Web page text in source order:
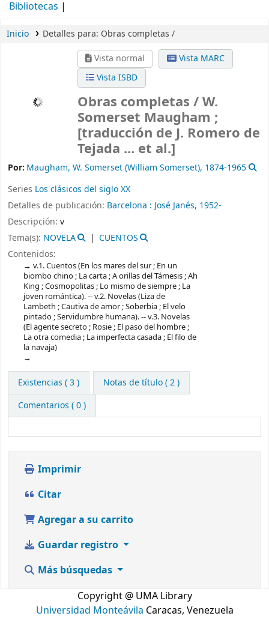
Bibliotecas
Inicio Detalles para: Obras completas /
Vista normal
Vista MARC
Vista ISBD
Obras completas /W.
Somerset Maugham ;
[traducción de J. Romero de
Tejada ... et al.]
Por: Maugham, W. Somerset (William Somerset), 1874-1965
Series Los clásicos del siglo XX
Detalles de publicación: Barcelona : José Janés, 1952-
Descripción: v
Tema(s): NOVELA
CUENTOS
Contenidos:
v.1. Cuentos (En los mares del sur ; En un
biombo chino ; La carta ; A orillas del Támesis ; Ah
King ; Cosmopolitas ; Lo mismo de siempre ; La
joven romántica). -- v.2. Novelas (Liza de
Lambeth ; Cautiva de amor ; Soberbia ; El velo
pintado ; Servidumbre humana). -- v.3. Novelas
(El agente secreto ; Rosie ; El paso del hombre ;
La otra comedia ; La imperfecta casada ; El filo de
la navaja)
Existencias ( 3 )
Notas de título ( 2 )
Comentarios ( 0 )
Imprimir
Citar
Agregar a su carrito
Guardar registro
Más búsquedas
Copyright @ UMA Library
Universidad Monteávila Caracas, Venezuela